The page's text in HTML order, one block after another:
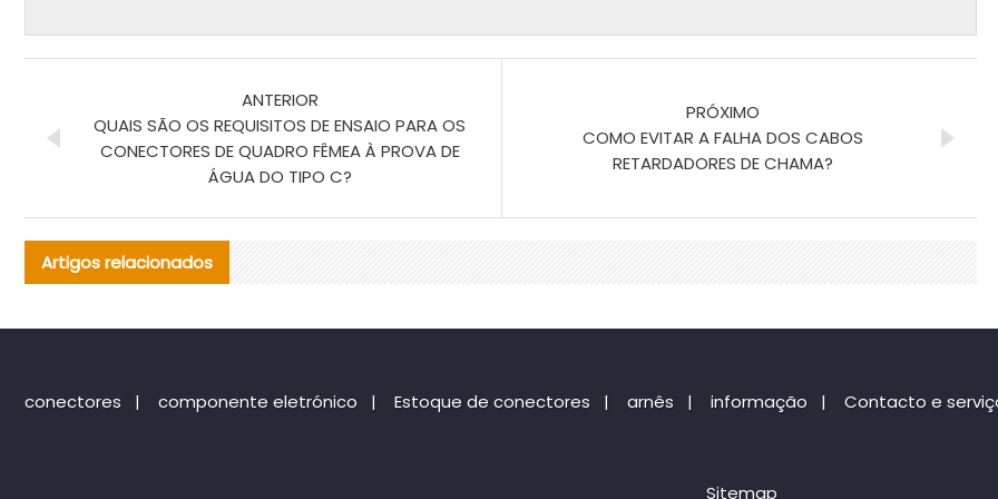
ANTERIOR
QUAIS SÃO OS REQUISITOS DE ENSAIO PARA OS
CONECTORES DE QUADRO FÊMEA À PROVA DE
ÁGUA DO TIPO C?
PRÓXIMO
COMO EVITAR A FALHA DOS CABOS
RETARDADORES DE CHAMA?
Artigos relacionados
conectores | componente eletrónico | Estoque de conectores | arnês | informação | Contacto e
Sitemap